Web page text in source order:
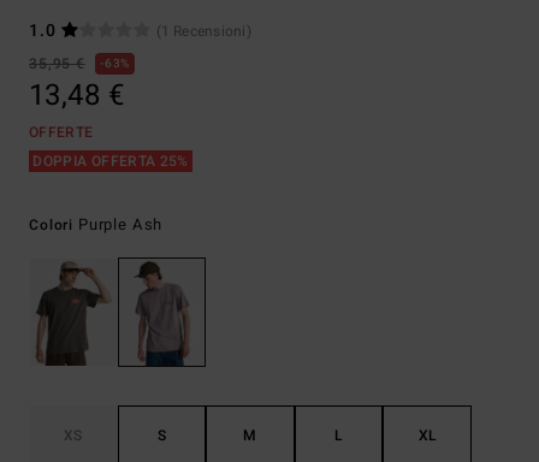
1.0
(1 Recensioni)
35,95 €
63%
13,48 €
OFFERTE
DOPPIA OFFERTA 25%
Colori Purple Ash
XS S M L XL